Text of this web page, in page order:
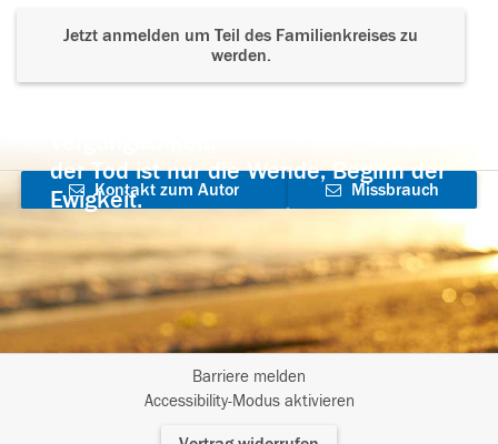
Jetzt anmelden um Teil des Familienkreises zu
werden.
der Tod ist nur die Wende, Beginn der
Ewigkeit.
Kontakt zum Autor
aufnehmen
Missbrauch
Barriere melden
Accessibility-Modus aktivieren